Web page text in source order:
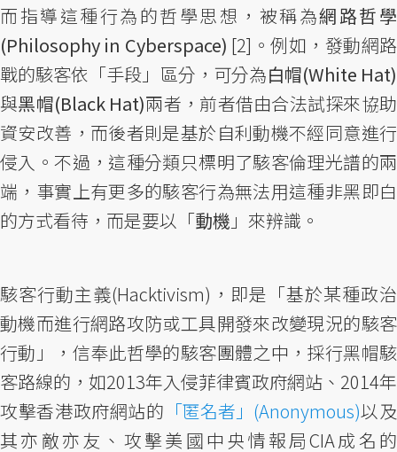
而指導這種行為的哲學思想，被稱為網路哲學
(Philosophy in Cyberspace) [2]。例如，發動網路
戰的駭客依「手段」區分，可分為白帽(White Hat)
與黑帽(Black Hat)兩者，前者借由合法試探來協助
資安改善，而後者則是基於自利動機不經同意進行
侵入。不過，這種分類只標明了駭客倫理光譜的兩
端，事實上有更多的駭客行為無法用這種非黑即白
的方式看待，而是要以「動機 」來辨識。
駭客行動主義(Hacktivism)，即是「基於某種政治
動機而進行網路攻防或工具開發來改變現況的駭客
行動」，信奉此哲學的駭客團體之中，採行黑帽駭
客路線的，如2013年入侵菲律賓政府網站、2014年
攻擊香港政府網站的 「匿名者」(Anonymous)以及
其亦敵亦友、攻擊美國中央情報局CIA成名的